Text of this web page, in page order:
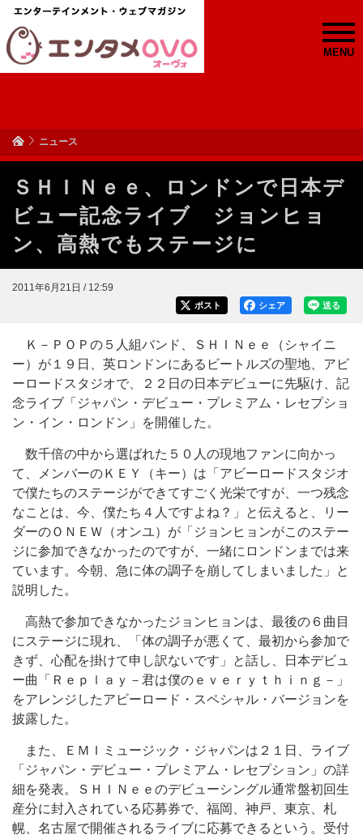
MENU
ニュース
ＳＨＩＮｅｅ、ロンドンで日本デ
ビュー記念ライブ ジョンヒョ
ン、高熱でもステージに
2011年6月21日 / 12:59
送る
シェア
ポスト
Ｋ－ＰＯＰの５人組バンド、ＳＨＩＮｅｅ（シャイニ
ー）が１９日、英ロンドンにあるビートルズの聖地、アビ
ーロードスタジオで、２２日の日本デビューに先駆け、記
念ライブ「ジャパン・デビュー・プレミアム・レセプショ
ン・イン・ロンドン」を開催した。
数千倍の中から選ばれた５０人の現地ファンに向かっ
て、メンバーのＫＥＹ（キー）は「アビーロードスタジオ
で僕たちのステージができてすごく光栄ですが、一つ残念
なことは、今、僕たち４人ですよね？」と伝えると、リー
ダーのＯＮＥＷ（オンユ）が「ジョンヒョンがこのステー
ジに参加できなかったのですが、一緒にロンドンまでは来
ています。今朝、急に体の調子を崩してしまいました」と
説明した。
高熱で参加できなかったジョンヒョンは、最後の６曲目
にステージに現れ、「体の調子が悪くて、最初から参加で
きず、心配を掛けて申し訳ないです」と話し、日本デビュ
ー曲「Ｒｅｐｌａｙ－君は僕のｅｖｅｒｙｔｈｉｎｇ－」
をアレンジしたアビーロード・スペシャル・バージョンを
披露した。
また、ＥＭＩミュージック・ジャパンは２１日、ライブ
「ジャパン・デビュー・プレミアム・レセプション」の詳
細を発表。ＳＨＩＮｅｅのデビューシングル通常盤初回生
産分に封入されている応募券で、福岡、神戸、東京、札
幌、名古屋で開催されるライブに応募できるという。受付